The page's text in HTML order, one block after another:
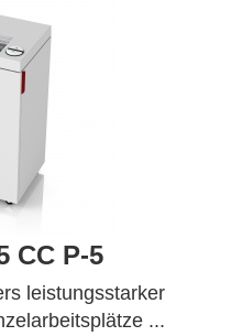
CC P-5
leistungsstarker
...